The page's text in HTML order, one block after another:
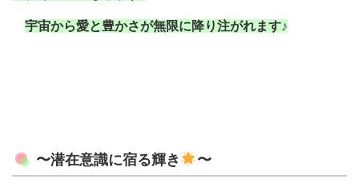
宇宙から愛と豊かさが無限に降り注がれます♪
〜潜在意識に宿る輝き 〜